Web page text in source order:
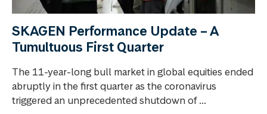
SKAGEN Performance Update – A
Tumultuous First Quarter
The 11-year-long bull market in global equities ended
abruptly in the first quarter as the coronavirus
triggered an unprecedented shutdown of ...